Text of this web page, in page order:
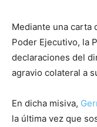
Mediante una carta
Poder Ejecutivo, la
declaraciones del
agravio colateral a
En dicha misiva,
la última vez que